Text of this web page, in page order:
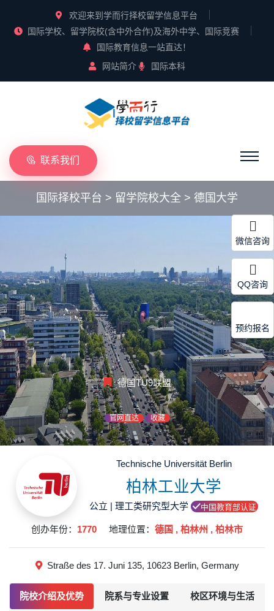
欢迎来到学而行择校留学信息平台
国际学校、留学院校(含中外合作)及海外中学、国际竞赛
国际教育信息一站直达！
网站简介
国际本科
联系我们
国际择校平台 > 留学院校大全 > 德国大学
德国TU9联盟
官网直达 收藏
Technische Universität Berlin
柏林工业大学
公立 | 理工类研究型大学 中国教育部认证
创办年份： 1770 地理位置： 德国 , 柏林州 , 柏林市
Straße des 17. Juni 135, 10623 Berlin, Germany
院校介绍及优势 院系与专业设置 校区环境与生活
微信咨询
QQ咨询
预约报名